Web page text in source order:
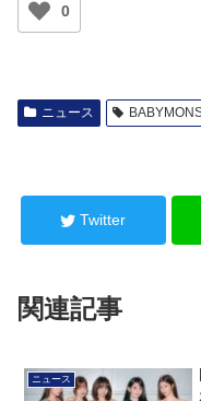
Twitter